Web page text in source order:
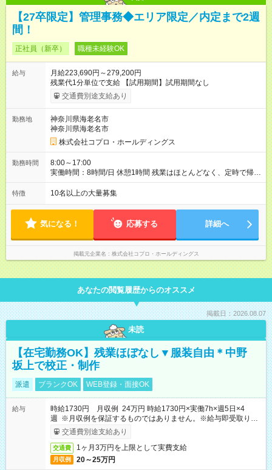
【27卒限定】管理事務◆エリア限定／内定まで2週
間！
正社員（新卒） 職種未経験OK
給与
月給223,690円～279,200円
残業代1分単位で支給 【試用期間】試用期間なし
交通費別途支給あり
勤務地
神奈川県海老名市
神奈川県海老名市
株式会社コプロ・ホールディングス
勤務時間
8:00～17:00
実働時間：8時間/日 休憩1時間 残業はほとんどなく、定時で帰れ
る日が多い働き方です。 毎日の業務は進捗管理や事務が中心な
ので、 「今日やるべき仕事」が終われば、自然と区切りをつけ
方を大切にしています。
特徴 10名以上の大量募集
気になる！ 応募する 詳細へ
掲載元企業名 株式会社コプロ・ホールディングス
あなたの閲覧履歴からのオススメ
掲載日：2026.08.07
未読
【在宅勤務OK】残業ほぼなし▼服装自由＊中野
坂上で校正・制作
派遣 ブランクOK WEB登録・面接OK
給与
時給1730円 月収例 24万円 時給1730円×実働7h×週5日×4
週 ※月収例を保証するものではありません。※給与即受取りサ
ービス利用可（利用条件有）
交通費別途支給あり
交通費 1ヶ月3万円を上限として実費支給
月収例 20～25万円